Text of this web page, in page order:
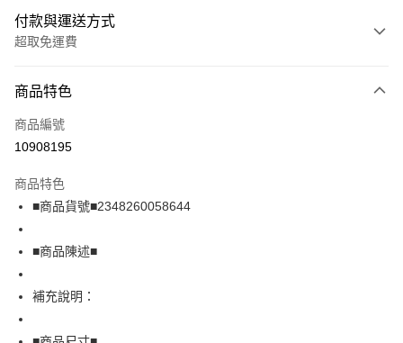
付款與運送方式
超取免運費
信用卡一次付款
超商取貨付款
Apple Pay
街口支付
全盈+PAY
AFTEE先享後付
商品特色
商品編號
10908195
商品特色
■商品貨號■2348260058644
■商品陳述■
補充說明：